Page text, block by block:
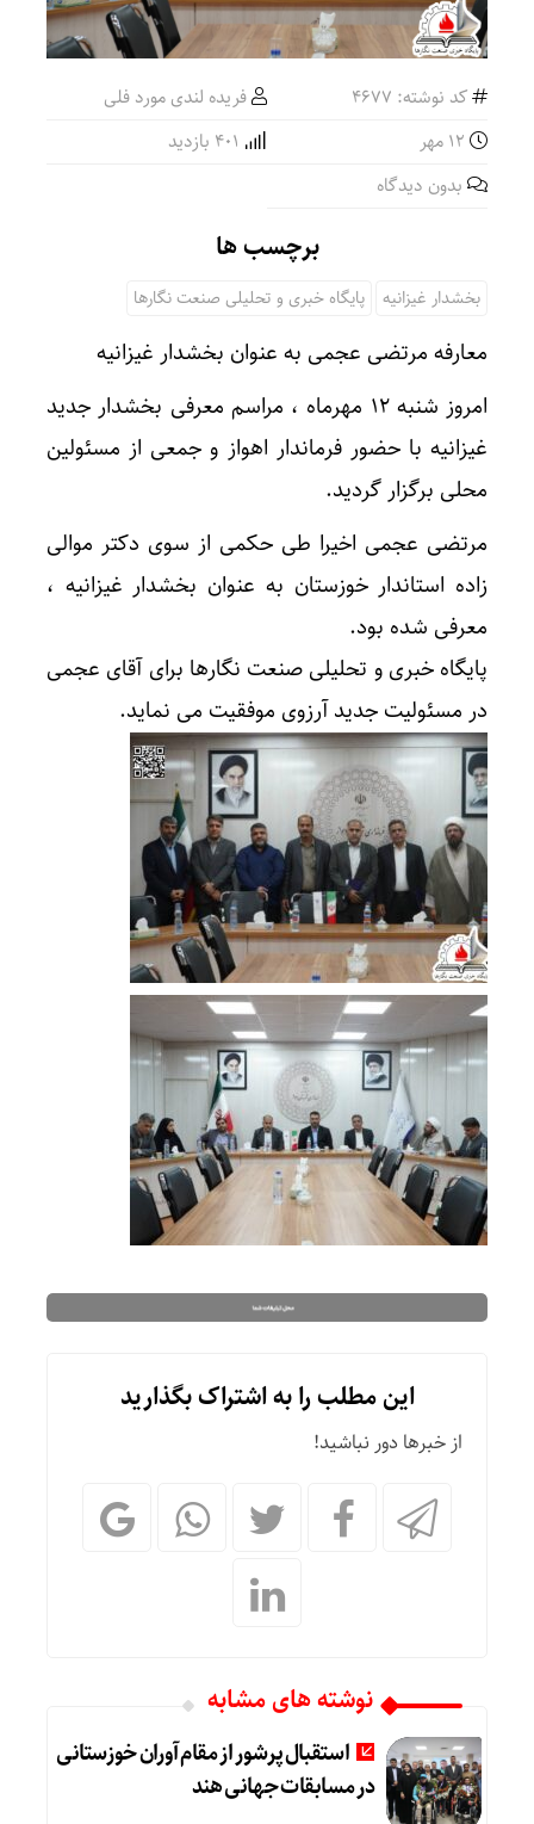
کد نوشته: 4677
فریده لندی مورد فلی
بدون دیدگاه
برچسب ها
بخشدار غیزانیه پایگاه خبری و تحلیلی صنعت نگارها
معارفه مرتضی عجمی به عنوان بخشدار غیزانیه
امروز شنبه ۱۲ مهرماه ، مراسم معرفی بخشدار جدید
غیزانیه با حضور فرماندار اهواز و جمعی از مسئولین
محلی برگزار گردید.
مرتضی عجمی اخیرا طی حکمی از سوی دکتر موالی
زاده استاندار خوزستان به عنوان بخشدار غیزانیه ،
معرفی شده بود.
پایگاه خبری و تحلیلی صنعت نگارها برای آقای عجمی
در مسئولیت جدید آرزوی موفقیت می نماید.
این مطلب را به اشتراک بگذارید
از خبرها دور نباشید!
نوشته های مشابه
استقبال پرشور از مقام‌آوران خوزستانی
در مسابقات جهانی هند